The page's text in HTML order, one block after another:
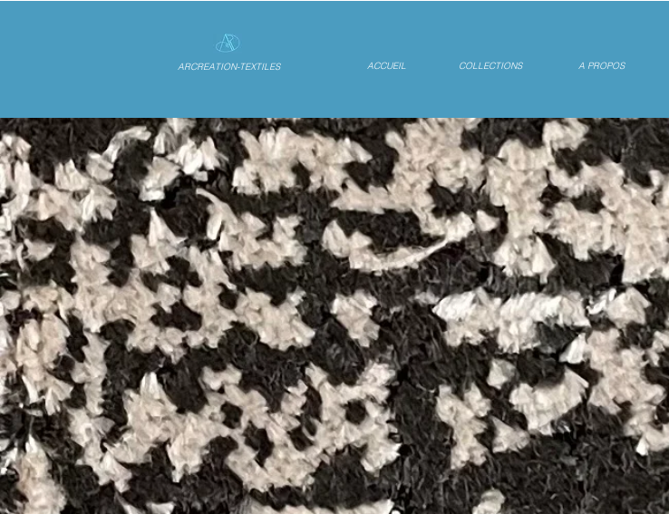
ARCREATION-TEXTILES ACCUEIL COLLECTIONS A PROPOS